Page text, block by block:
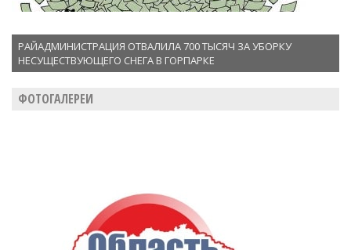
РАЙАДМИНИСТРАЦИЯ ОТВАЛИЛА 700 ТЫСЯЧ ЗА УБОРКУ
НЕСУЩЕСТВУЮЩЕГО СНЕГА В ГОРПАРКЕ
ФОТОГАЛЕРЕИ